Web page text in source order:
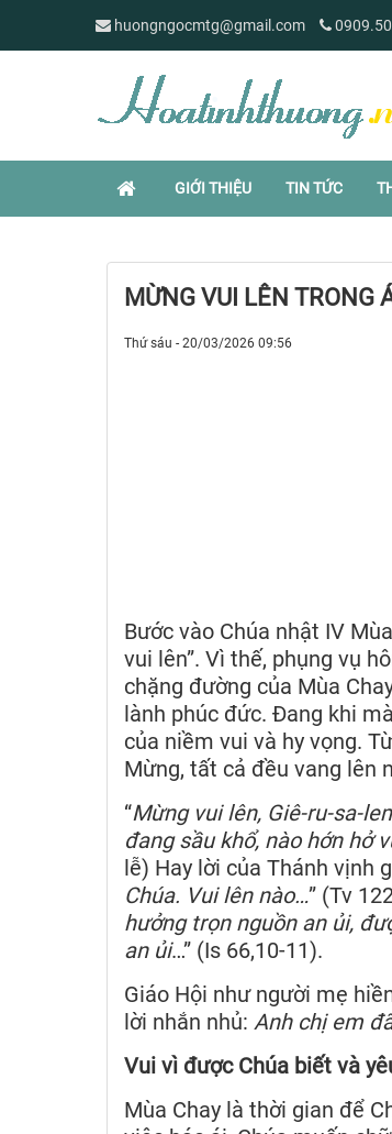
huongngocmtg@gmail.com
GIỚI THIỆU TIN TỨC
MỪNG VUI LÊN TRONG
Thứ sáu - 20/03/2026 09:56
Bước vào Chúa nhật IV
vui lên”. Vì thế, phụng vụ
chặng đường của Mùa
lành phúc đức. Đang khi
của niềm vui và hy vọng.
Mừng, tất cả đều vang lên
“Mừng vui lên, Giê-ru-sa-
đang sầu khổ, nào hớn hở
lễ) Hay lời của Thánh vịnh
Chúa. Vui lên nào…” (Tv
hưởng trọn nguồn an ủi,
an ủi…” (Is 66,10-11).
Giáo Hội như người mẹ
lời nhắn nhủ: Anh chị em
Vui vì được Chúa biết và
Mùa Chay là thời gian để